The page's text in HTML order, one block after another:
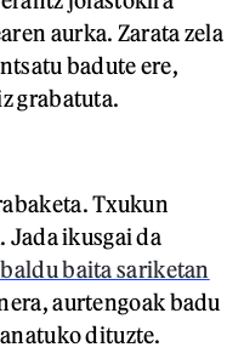
aurka. Zarata zela
badute ere,
grabatuta.
Txukun
ikusgai da
baita sariketan
aurtengoak badu
dituzte.